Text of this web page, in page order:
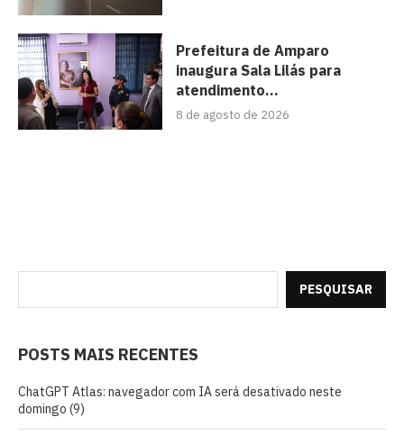
Prefeitura de Amparo
inaugura Sala Lilás para
atendimento...
8 de agosto de 2026
PESQUISAR
POSTS MAIS RECENTES
ChatGPT Atlas: navegador com IA será desativado neste
domingo (9)